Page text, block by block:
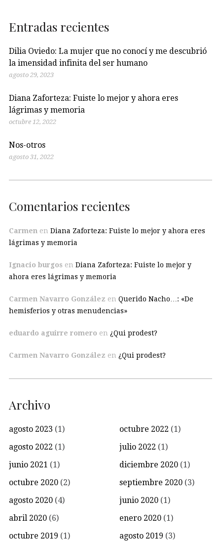
Entradas recientes
Dilia Oviedo: La mujer que no conocí y me descubrió
la imensidad infinita del ser humano
agosto 29, 2023
Diana Zaforteza: Fuiste lo mejor y ahora eres
lágrimas y memoria
octubre 12, 2022
Nos-otros
agosto 31, 2022
Comentarios recientes
Carmen en Diana Zaforteza: Fuiste lo mejor y ahora eres
lágrimas y memoria
Ignacio burgos en Diana Zaforteza: Fuiste lo mejor y
ahora eres lágrimas y memoria
Carmen Navarro González en Querido Nacho…: «De
hemisferios y otras menudencias»
eduardo aguirre romero en ¿Qui prodest?
Carmen Navarro González en ¿Qui prodest?
Archivo
agosto 2023 (1) octubre 2022 (1)
agosto 2022 (1) julio 2022 (1)
junio 2021 (1) diciembre 2020 (1)
octubre 2020 (2) septiembre 2020 (3)
agosto 2020 (4) junio 2020 (1)
abril 2020 (6) enero 2020 (1)
octubre 2019 (1) agosto 2019 (3)